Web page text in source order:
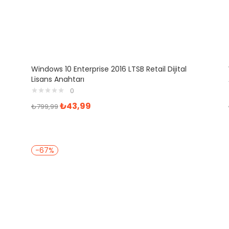
Windows 10 Enterprise 2016 LTSB Retail Dijital
Lisans Anahtarı
0
₺799,99₺43,99
-67%